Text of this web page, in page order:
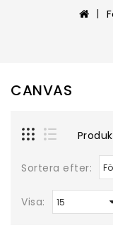
CANVAS
Sortera efter:
Visa: